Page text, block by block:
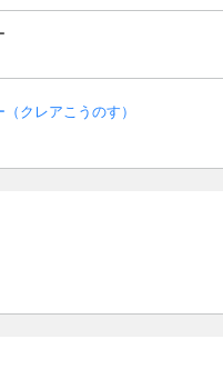
クレアこうのす）